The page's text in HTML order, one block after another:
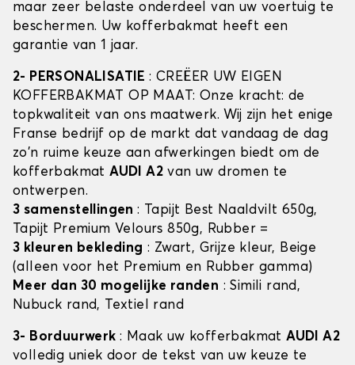
maar zeer belaste onderdeel van uw voertuig te
beschermen. Uw kofferbakmat heeft een
garantie van 1 jaar.
2- PERSONALISATIE: CREËER UW EIGEN
KOFFERBAKMAT OP MAAT: Onze kracht: de
topkwaliteit van ons maatwerk. Wij zijn het enige
Franse bedrijf op de markt dat vandaag de dag
zo'n ruime keuze aan afwerkingen biedt om de
kofferbakmatAUDI A2 van uw dromen te
ontwerpen.
3 samenstellingen: Tapijt Best Naaldvilt 650g,
Tapijt Premium Velours 850g, Rubber =
3 kleuren bekleding : Zwart, Grijze kleur, Beige
(alleen voor het Premium en Rubber gamma)
Meer dan 30 mogelijke randen : Simili rand,
Nubuck rand, Textiel rand
3- Borduurwerk : Maak uw kofferbakmatAUDI A2
volledig uniek door de tekst van uw keuze te